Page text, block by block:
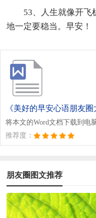
53、人生就像开飞
地一定要稳当。早安！
《美好的早安心语朋友圈
将本文的Word文档下载到电
推荐度：
朋友圈图文推荐